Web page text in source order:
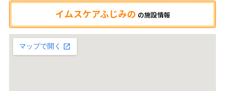
イムスケアふじみの の施設情報